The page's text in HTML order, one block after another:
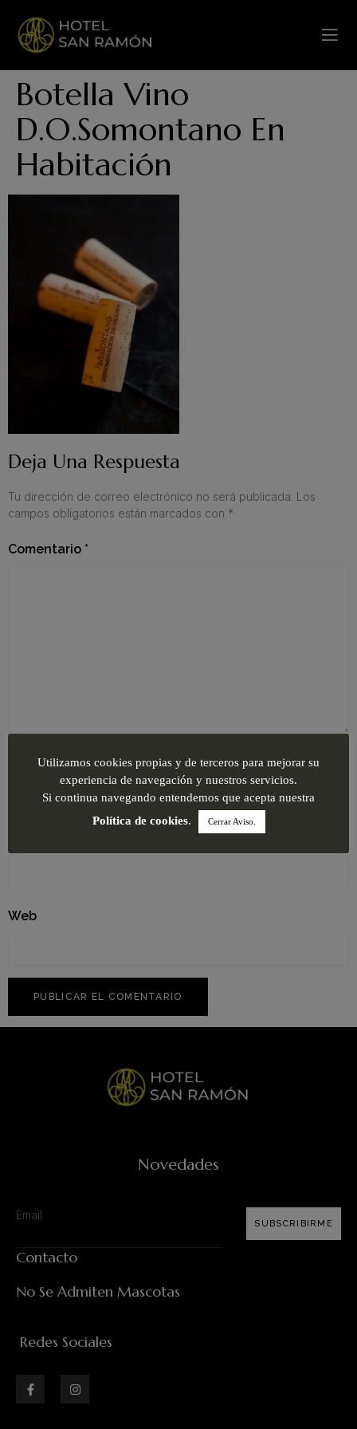
Botella Vino
D.O.Somontano En
Habitación
Deja Una Respuesta
Tu dirección de correo electrónico no será publicada. Los
campos obligatorios están marcados con *
Comentario *
Nombre*
Web
Novedades
SUBSCRIBIRME
Contacto
No Se Admiten Mascotas
Redes Sociales
Utilizamos cookies propias y de terceros para mejorar su
experiencia de navegación y nuestros servicios.
Si continua navegando entendemos que acepta nuestra
Política de cookies. Cerrar Aviso.